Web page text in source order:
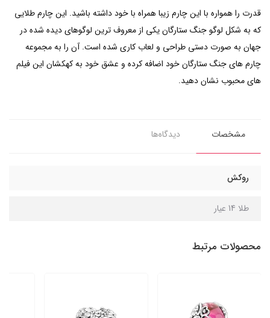
قدرت را همواره با این چارم زیبا همراه با خود داشته باشید. این چارم طلایی
که به شکل لوگو جنگ ستارگان یکی از معروف ترین لوگوهای دیده شده در
جهان به صورت دستی طراحی و لعاب کاری شده است. آن را به مجموعه
چارم های جنگ ستارگان خود اضافه کرده و عشق خود به کهکشان این فیلم
های محبوب نشان دهید.
مشخصات دیدگاه‌ها
روکش
طلا 14 عیار
محصولات مرتبط